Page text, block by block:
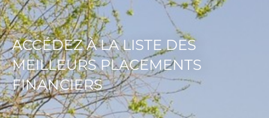
ACCÉDEZ À LA LISTE DES
MEILLEURS PLACEMENTS
FINANCIERS